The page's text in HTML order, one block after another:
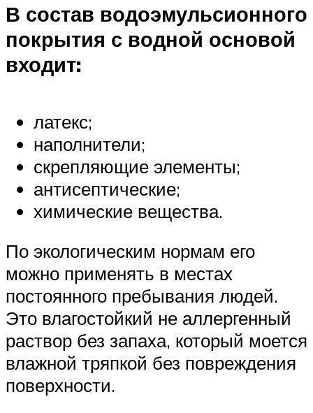
В состав водоэмульсионного
покрытия с водной основой
входит:
латекс;
наполнители;
скрепляющие элементы;
антисептические;
химические вещества.
По экологическим нормам его
можно применять в местах
постоянного пребывания людей.
Это влагостойкий не аллергенный
раствор без запаха, который моется
влажной тряпкой без повреждения
поверхности.